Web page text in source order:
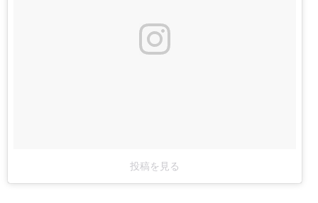
投稿を見る